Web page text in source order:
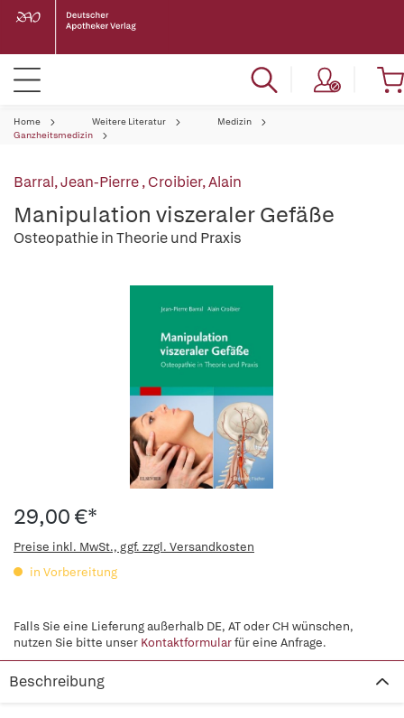
Home Weitere Literatur
Medizin
Ganzheitsmedizin
Barral, Jean-Pierre,Croibier, Alain
Manipulation viszeraler Gefäße
Osteopathie in Theorie und Praxis
29,00 €*
Preise inkl. MwSt., ggf. zzgl. Versandkosten
in Vorbereitung
Falls Sie eine Lieferung außerhalb DE, AT oder CH wünschen,
nutzen Sie bitte unser Kontaktformularfür eine Anfrage.
Beschreibung